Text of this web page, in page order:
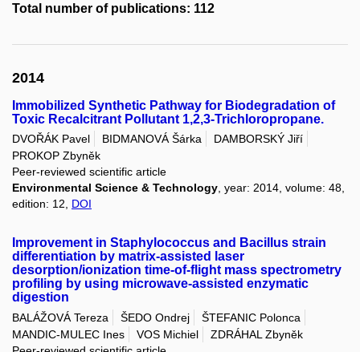
Total number of publications: 112
2014
Immobilized Synthetic Pathway for Biodegradation of
Toxic Recalcitrant Pollutant 1,2,3-Trichloropropane.
DVOŘÁK Pavel BIDMANOVÁ Šárka
DAMBORSKÝ Jiří
PROKOP Zbyněk
Peer-reviewed scientific article
Environmental Science & Technology, year: 2014, volume: 48,
edition: 12, DOI
Improvement in Staphylococcus and Bacillus strain
differentiation by matrix-assisted laser
desorption/ionization time-of-flight mass spectrometry
profiling by using microwave-assisted enzymatic
digestion
BALÁŽOVÁ Tereza ŠEDO Ondrej
ŠTEFANIC Polonca
MANDIC-MULEC Ines
VOS Michiel
ZDRÁHAL Zbyněk